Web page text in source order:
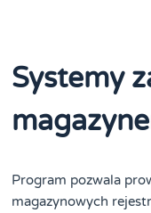
Systemy
Program pozwala
magazynowych